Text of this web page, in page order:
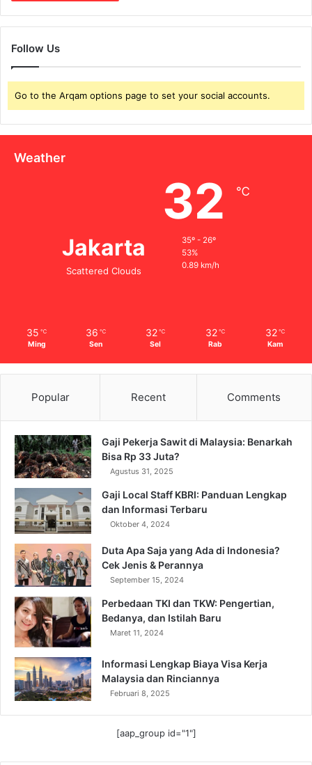
Follow Us
Go to the Arqam options page to set your social accounts.
Weather
Jakarta
Scattered Clouds
32 ℃
35º - 26º
53%
0.89 km/h
35 ℃
Ming
36 ℃
Sen
32 ℃
Sel
32 ℃
Rab
32 ℃
Kam
Popular Recent Comments
Gaji Pekerja Sawit di Malaysia: Benarkah
Bisa Rp 33 Juta?
Agustus 31, 2025
Gaji Local Staff KBRI: Panduan Lengkap
dan Informasi Terbaru
Oktober 4, 2024
Duta Apa Saja yang Ada di Indonesia?
Cek Jenis & Perannya
September 15, 2024
Perbedaan TKI dan TKW: Pengertian,
Bedanya, dan Istilah Baru
Maret 11, 2024
Informasi Lengkap Biaya Visa Kerja
Malaysia dan Rinciannya
Februari 8, 2025
[aap_group id="1"]